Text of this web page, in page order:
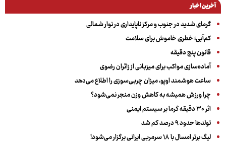
آخرین اخبار
گرمای شدید در جنوب و مرکز ناپایداری در نوار شمالی
کم‌آبی؛ خطری خاموش برای سلامت
قانون پنج دقیقه
آماده‌سازی مواکب برای میزبانی از زائران رضوی
ساعت هوشمند اوپو، میزان چربی‌سوزی را اطلاع می‌دهد
چرا ورزش همیشه به کاهش وزن منجر نمی‌شود؟
اثر ۳۰ دقیقه گرما بر سیستم ایمنی
تولدها حدود ۹ درصد کم شد
لیگ برتر امسال با ۱۸ سرمربی ایرانی برگزار می‌شود!